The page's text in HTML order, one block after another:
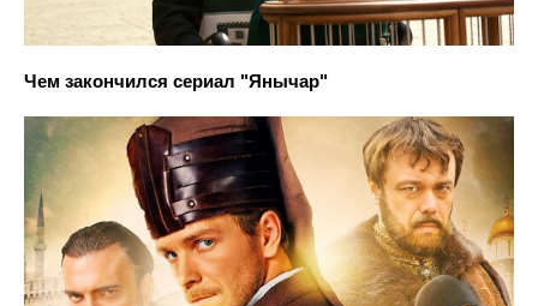
Чем закончился сериал "Янычар"